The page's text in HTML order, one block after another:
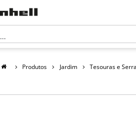
Produtos Jardim Tesouras e